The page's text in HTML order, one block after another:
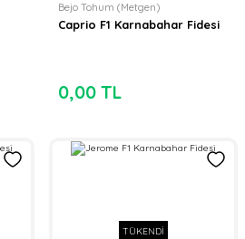
Bejo Tohum (Metgen)
Caprio F1 Karnabahar Fidesi
0,00 TL
TÜKENDİ